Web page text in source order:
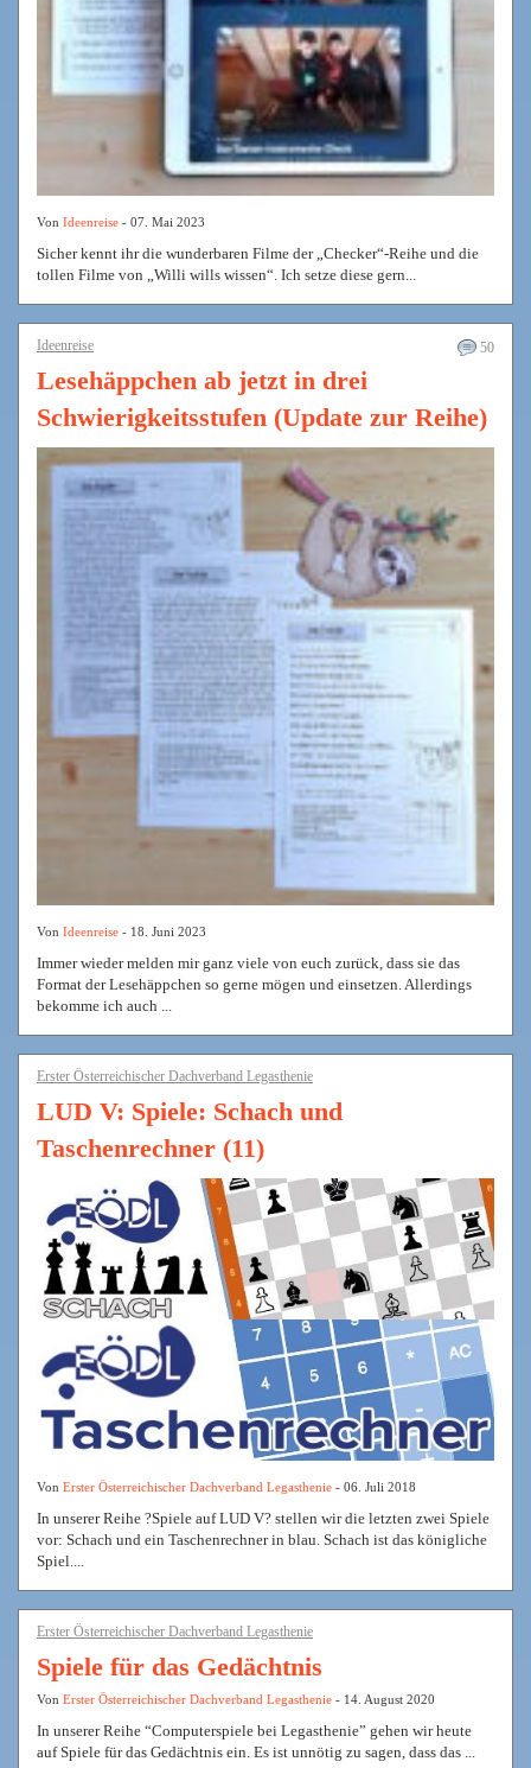
Von Ideenreise - 07. Mai 2023
Sicher kennt ihr die wunderbaren Filme der „Checker“-Reihe und die
tollen Filme von „Willi wills wissen“. Ich setze diese gern...
50
Ideenreise
Lesehäppchen ab jetzt in drei
Schwierigkeitsstufen (Update zur Reihe)
Von Ideenreise - 18. Juni 2023
Immer wieder melden mir ganz viele von euch zurück, dass sie das
Format der Lesehäppchen so gerne mögen und einsetzen. Allerdings
bekomme ich auch ...
Erster Österreichischer Dachverband Legasthenie
LUD V: Spiele: Schach und
Taschenrechner (11)
Von Erster Österreichischer Dachverband Legasthenie - 06. Juli 2018
In unserer Reihe ?Spiele auf LUD V? stellen wir die letzten zwei Spiele
vor: Schach und ein Taschenrechner in blau. Schach ist das königliche
Spiel....
Erster Österreichischer Dachverband Legasthenie
Spiele für das Gedächtnis
Von Erster Österreichischer Dachverband Legasthenie - 14. August 2020
In unserer Reihe “Computerspiele bei Legasthenie” gehen wir heute
auf Spiele für das Gedächtnis ein. Es ist unnötig zu sagen, dass das ...